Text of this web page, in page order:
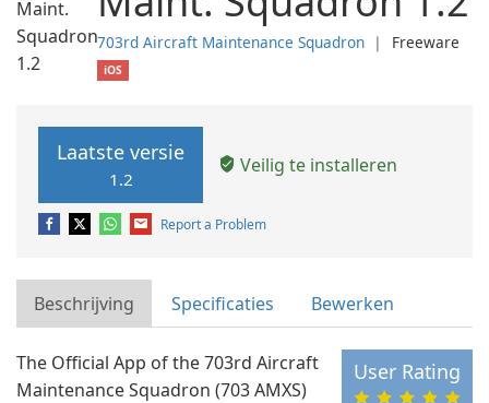
703rd Aircraft Maintenance Squadron ❘ Freeware
iOS
Laatste versie
1.2
Veilig te installeren
Report a Problem
Beschrijving Specificaties Bewerken
User Rating
The Official App of the 703rd Aircraft
Maintenance Squadron (703 AMXS)